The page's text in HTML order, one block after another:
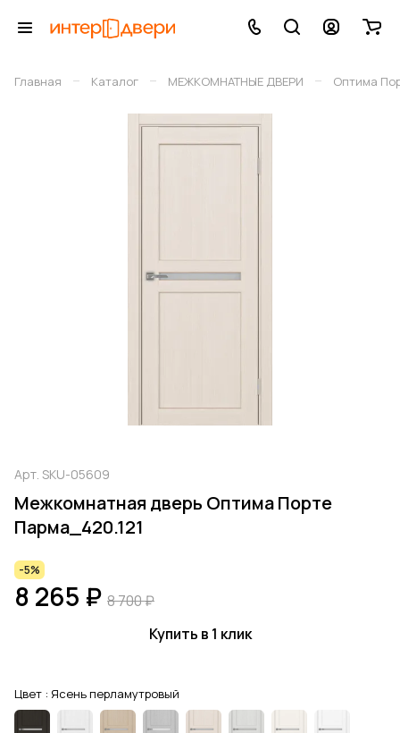
Главная – Каталог – МЕЖКОМНАТНЫЕ ДВЕРИ – Оптима
Арт. SKU-05609
Межкомнатная дверь Оптима Порте
Парма_420.121
-5%
8 265 ₽ 8 700 ₽
Купить в 1 клик
Цвет : Ясень перламутровый